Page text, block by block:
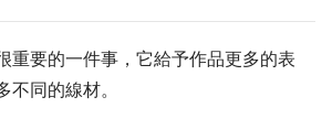
重要的一件事，它給予作品更多的表
不同的線材。